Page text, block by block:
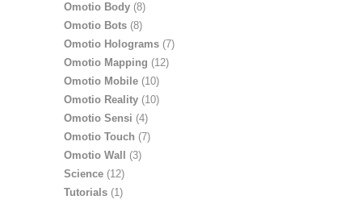
Omotio Body (8)
Omotio Bots (8)
Omotio Holograms (7)
Omotio Mapping (12)
Omotio Mobile (10)
Omotio Reality (10)
Omotio Sensi (4)
Omotio Touch (7)
Omotio Wall
(3)
Science (12)
Tutorials (1)